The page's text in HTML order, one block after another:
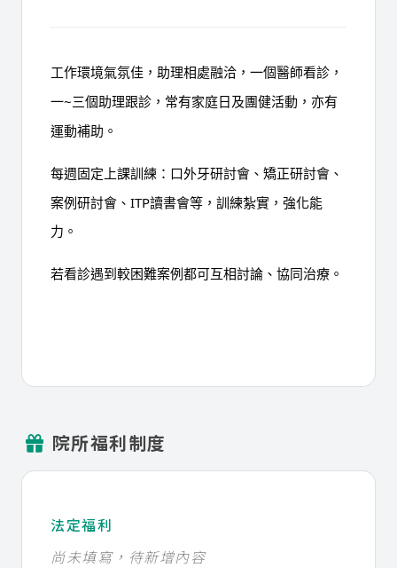
工作環境氣氛佳，助理相處融洽， 一個醫師看診，
一~三個助理跟診 ，常有家庭日及團健活動，亦有
運動補助。
每週固定上課訓練： 口外牙研討會、矯正研討會、
案例研討會、ITP讀書會等 ，訓練紮實，強化能
力。
若看診遇到較困難案例都可互相討論、協同治療。
院所福利制度
法定福利
尚未填寫，待新增內容